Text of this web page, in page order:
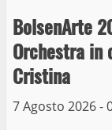
BolsenArte
Orchestra in
Cristina
7 Agosto 2026 -
4